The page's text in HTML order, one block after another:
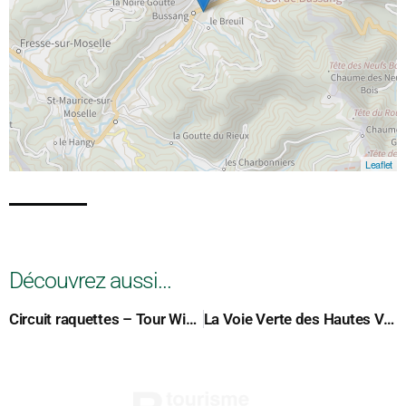
Leaflet
Découvrez aussi...
Circuit raquettes – Tour Wissgrut Tremontkopf La Voie Verte des Hautes Vosges